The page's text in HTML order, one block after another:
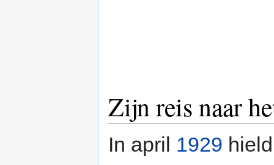
Zijn reis naar
In april 1929